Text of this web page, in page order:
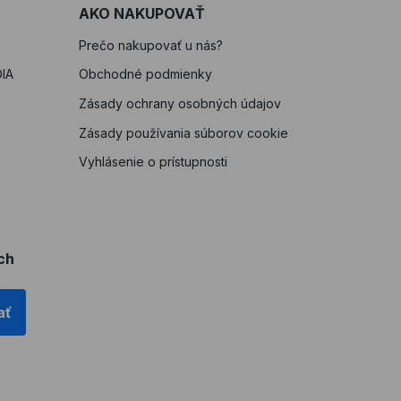
AKO NAKUPOVAŤ
Prečo nakupovať u nás?
Obchodné podmienky
Zásady ochrany osobných údajov
Zásady používania súborov cookie
Vyhlásenie o prístupnosti